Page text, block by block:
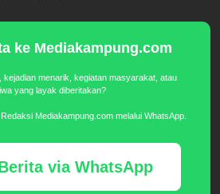
ke Mediakampung.com
kejadian menarik, kegiatan masyarakat, atau
yang layak diberitakan?
Mediakampung.com melalui WhatsApp.
via WhatsApp